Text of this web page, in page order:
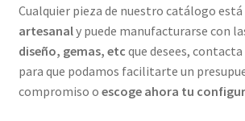
Cualquier pieza de nuestro catálogo está
artesanaly puede manufacturarse con
diseño, gemas, etc que desees,
para que podamos facilitarte un
compromiso o escoge ahora tu